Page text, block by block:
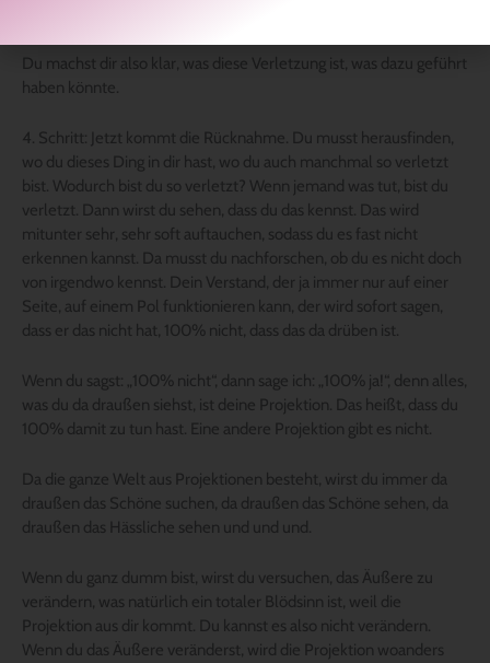
Du machst dir also klar, was diese Verletzung ist, was dazu geführt
haben könnte.
4. Schritt: Jetzt kommt die Rücknahme. Du musst herausfinden,
wo du dieses Ding in dir hast, wo du auch manchmal so verletzt
bist. Wodurch bist du so verletzt? Wenn jemand was tut, bist du
verletzt. Dann wirst du sehen, dass du das kennst. Das wird
mitunter sehr, sehr soft auftauchen, sodass du es fast nicht
erkennen kannst. Da musst du nachforschen, ob du es nicht doch
von irgendwo kennst. Dein Verstand, der ja immer nur auf einer
Seite, auf einem Pol funktionieren kann, der wird sofort sagen,
dass er das nicht hat, 100% nicht, dass das da drüben ist.
Wenn du sagst: „100% nicht“, dann sage ich: „100% ja!“, denn alles,
was du da draußen siehst, ist deine Projektion. Das heißt, dass du
100% damit zu tun hast. Eine andere Projektion gibt es nicht.
Da die ganze Welt aus Projektionen besteht, wirst du immer da
draußen das Schöne suchen, da draußen das Schöne sehen, da
draußen das Hässliche sehen und und und.
Wenn du ganz dumm bist, wirst du versuchen, das Äußere zu
verändern, was natürlich ein totaler Blödsinn ist, weil die
Projektion aus dir kommt. Du kannst es also nicht verändern.
Wenn du das Äußere veränderst, wird die Projektion woanders